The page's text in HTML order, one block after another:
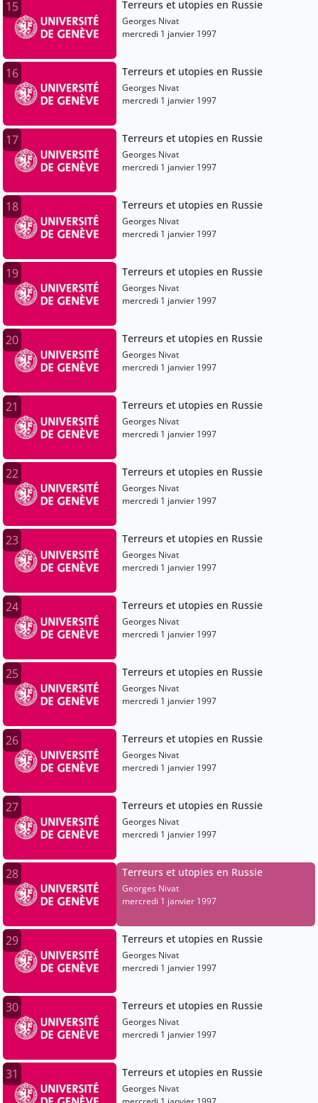
15 Terreurs et utopies en Russie
Georges Nivat
mercredi 1 janvier 1997
16 Terreurs et utopies en Russie
Georges Nivat
mercredi 1 janvier 1997
17 Terreurs et utopies en Russie
Georges Nivat
mercredi 1 janvier 1997
18 Terreurs et utopies en Russie
Georges Nivat
mercredi 1 janvier 1997
19 Terreurs et utopies en Russie
Georges Nivat
mercredi 1 janvier 1997
20 Terreurs et utopies en Russie
Georges Nivat
mercredi 1 janvier 1997
21 Terreurs et utopies en Russie
Georges Nivat
mercredi 1 janvier 1997
22 Terreurs et utopies en Russie
Georges Nivat
mercredi 1 janvier 1997
23 Terreurs et utopies en Russie
Georges Nivat
mercredi 1 janvier 1997
24 Terreurs et utopies en Russie
Georges Nivat
mercredi 1 janvier 1997
25 Terreurs et utopies en Russie
Georges Nivat
mercredi 1 janvier 1997
26 Terreurs et utopies en Russie
Georges Nivat
mercredi 1 janvier 1997
27 Terreurs et utopies en Russie
Georges Nivat
mercredi 1 janvier 1997
28 Terreurs et utopies en Russie
Georges Nivat
mercredi 1 janvier 1997
29 Terreurs et utopies en Russie
Georges Nivat
mercredi 1 janvier 1997
30 Terreurs et utopies en Russie
Georges Nivat
mercredi 1 janvier 1997
31 Terreurs et utopies en Russie
Georges Nivat